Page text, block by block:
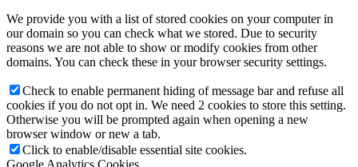
We provide you with a list of stored cookies on your computer in
our domain so you can check what we stored. Due to security
reasons we are not able to show or modify cookies from other
domains. You can check these in your browser security settings.
Check to enable permanent hiding of message bar and refuse all
cookies if you do not opt in. We need 2 cookies to store this setting.
Otherwise you will be prompted again when opening a new
browser window or new a tab.
Click to enable/disable essential site cookies.